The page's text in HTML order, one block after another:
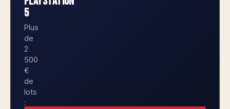
5
Plus
de
2
500
€
de
lots
: